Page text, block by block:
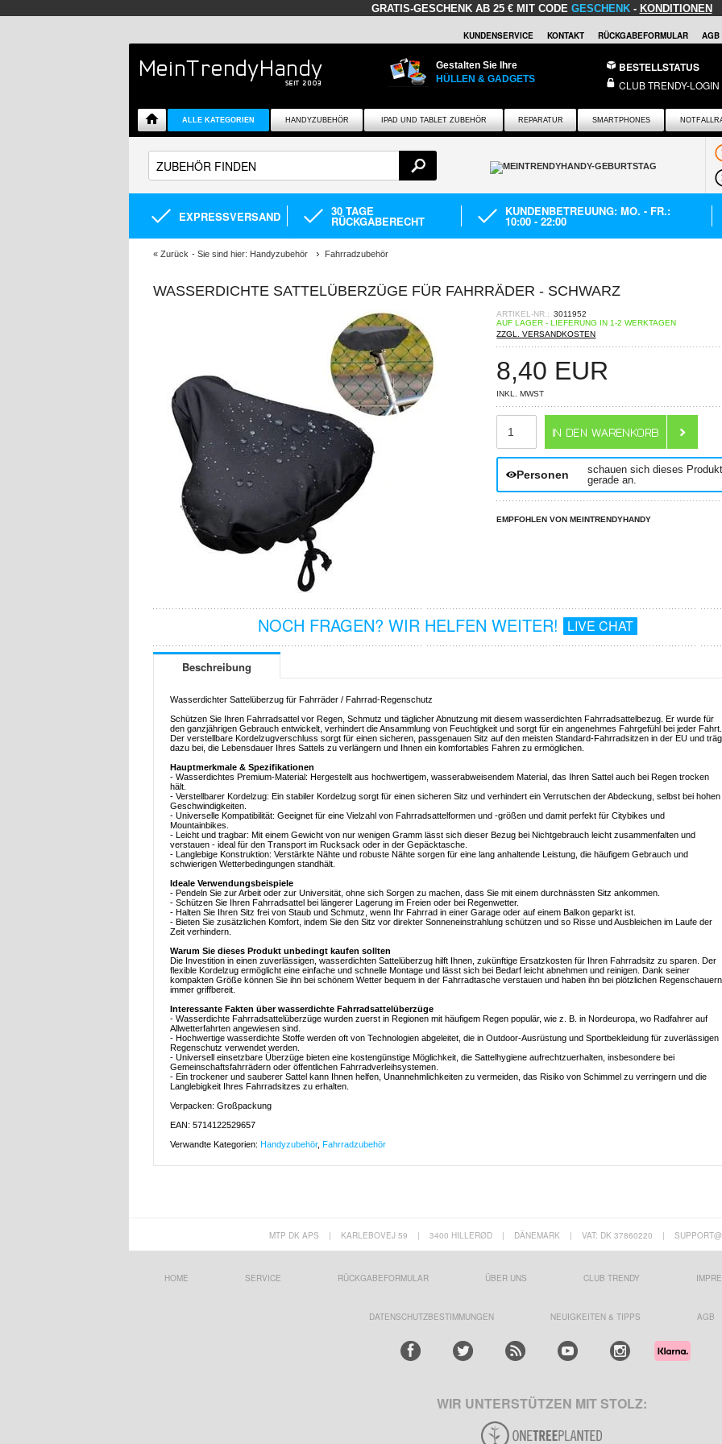
GRATIS-GESCHENK AB 25 € MIT CODE GESCHENK- KONDITIONEN
KUNDENSERVICE KONTAKT RÜCKGABEFORMULAR AGB
Gestalten Sie Ihre
HÜLLEN & GADGETS
BESTELLSTATUS
CLUB TRENDY-LOGIN
ALLE KATEGORIEN HANDYZUBEHÖR IPAD UND TABLET ZUBEHÖR REPARATUR SMARTPHONES
EXPRESSVERSAND 30 TAGE
RÜCKGABERECHT
KUNDENBETREUUNG: MO. - FR.:
10:00 - 22:00
« Zurück - Sie sind hier: Handyzubehör Fahrradzubehör
WASSERDICHTE SATTELÜBERZÜGE FÜR FAHRRÄDER - SCHWARZ
ARTIKEL-NR.: 3011952
AUF LAGER - LIEFERUNG IN 1-2 WERKTAGEN
ZZGL. VERSANDKOSTEN
8,40 EUR
INKL. MWST
Personen
schauen sich dieses Produkt
gerade an.
EMPFOHLEN VON MEINTRENDYHANDY
NOCH FRAGEN? WIR HELFEN WEITER! LIVE CHAT
Beschreibung
Wasserdichter Sattelüberzug für Fahrräder / Fahrrad-Regenschutz
Schützen Sie Ihren Fahrradsattel vor Regen, Schmutz und täglicher Abnutzung mit diesem wasserdichten Fahrradsattelbezug. Er wurde für
den ganzjährigen Gebrauch entwickelt, verhindert die Ansammlung von Feuchtigkeit und sorgt für ein angenehmes Fahrgefühl bei jeder Fahrt.
Der verstellbare Kordelzugverschluss sorgt für einen sicheren, passgenauen Sitz auf den meisten Standard-Fahrradsitzen in der EU und
dazu bei, die Lebensdauer Ihres Sattels zu verlängern und Ihnen ein komfortables Fahren zu ermöglichen.
Hauptmerkmale & Spezifikationen
- Wasserdichtes Premium-Material: Hergestellt aus hochwertigem, wasserabweisendem Material, das Ihren Sattel auch bei Regen trocken
hält.
- Verstellbarer Kordelzug: Ein stabiler Kordelzug sorgt für einen sicheren Sitz und verhindert ein Verrutschen der Abdeckung, selbst bei hohen
Geschwindigkeiten.
- Universelle Kompatibilität: Geeignet für eine Vielzahl von Fahrradsattelformen und -größen und damit perfekt für Citybikes und
Mountainbikes.
- Leicht und tragbar: Mit einem Gewicht von nur wenigen Gramm lässt sich dieser Bezug bei Nichtgebrauch leicht zusammenfalten und
verstauen - ideal für den Transport im Rucksack oder in der Gepäcktasche.
- Langlebige Konstruktion: Verstärkte Nähte und robuste Nähte sorgen für eine lang anhaltende Leistung, die häufigem Gebrauch und
schwierigen Wetterbedingungen standhält.
Ideale Verwendungsbeispiele
- Pendeln Sie zur Arbeit oder zur Universität, ohne sich Sorgen zu machen, dass Sie mit einem durchnässten Sitz ankommen.
- Schützen Sie Ihren Fahrradsattel bei längerer Lagerung im Freien oder bei Regenwetter.
- Halten Sie Ihren Sitz frei von Staub und Schmutz, wenn Ihr Fahrrad in einer Garage oder auf einem Balkon geparkt ist.
- Bieten Sie zusätzlichen Komfort, indem Sie den Sitz vor direkter Sonneneinstrahlung schützen und so Risse und Ausbleichen im Laufe der
Zeit verhindern.
Warum Sie dieses Produkt unbedingt kaufen sollten
Die Investition in einen zuverlässigen, wasserdichten Sattelüberzug hilft Ihnen, zukünftige Ersatzkosten für Ihren Fahrradsitz zu sparen. Der
flexible Kordelzug ermöglicht eine einfache und schnelle Montage und lässt sich bei Bedarf leicht abnehmen und reinigen. Dank seiner
kompakten Größe können Sie ihn bei schönem Wetter bequem in der Fahrradtasche verstauen und haben ihn bei plötzlichen Regenschauern
immer griffbereit.
Interessante Fakten über wasserdichte Fahrradsattelüberzüge
- Wasserdichte Fahrradsattelüberzüge wurden zuerst in Regionen mit häufigem Regen populär, wie z. B. in Nordeuropa, wo Radfahrer auf
Allwetterfahrten angewiesen sind.
- Hochwertige wasserdichte Stoffe werden oft von Technologien abgeleitet, die in Outdoor-Ausrüstung und Sportbekleidung für zuverlässigen
Regenschutz verwendet werden.
- Universell einsetzbare Überzüge bieten eine kostengünstige Möglichkeit, die Sattelhygiene aufrechtzuerhalten, insbesondere bei
Gemeinschaftsfahrrädern oder öffentlichen Fahrradverleihsystemen.
- Ein trockener und sauberer Sattel kann Ihnen helfen, Unannehmlichkeiten zu vermeiden, das Risiko von Schimmel zu verringern und die
Langlebigkeit Ihres Fahrradsitzes zu erhalten.
Verpacken: Großpackung
EAN: 5714122529657
Verwandte Kategorien: Handyzubehör, Fahrradzubehör
MTP DK APS | KARLEBOVEJ 59 | 3400 HILLERØD | DÄNEMARK | VAT: DK 37860220 |
HOME SERVICE RÜCKGABEFORMULAR ÜBER UNS CLUB TRENDY
DATENSCHUTZBESTIMMUNGEN NEUIGKEITEN & TIPPS AGB
WIR UNTERSTÜTZEN MIT STOLZ: